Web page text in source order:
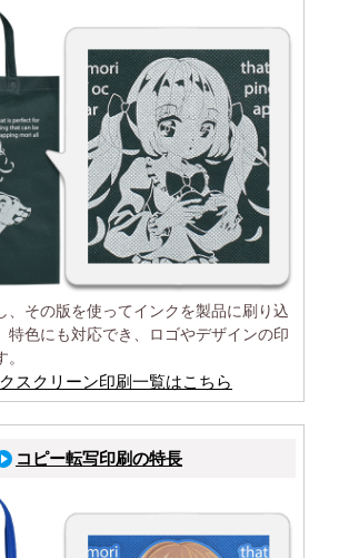
、その版を使ってインクを製品に刷り込
特色にも対応でき、ロゴやデザインの印
スクリーン印刷一覧はこちら
コピー転写印刷の特長